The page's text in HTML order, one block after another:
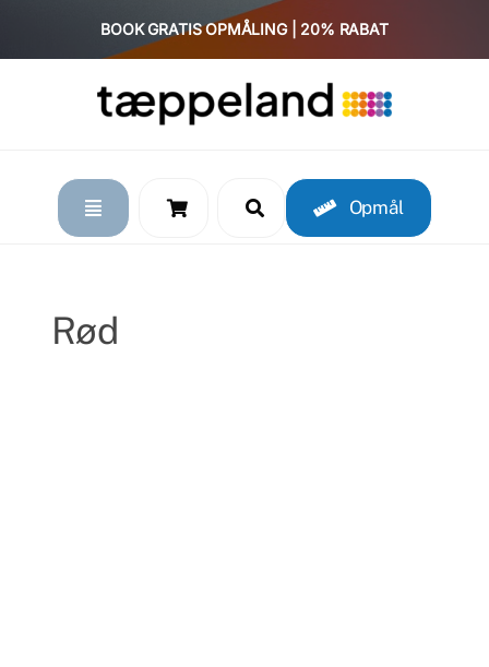
content
BOOK GRATIS OPMÅLING | 20% RABAT
Opmål
Rød